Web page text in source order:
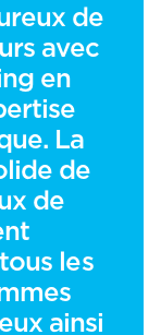
de
avec
en
La
de
de
les
ainsi